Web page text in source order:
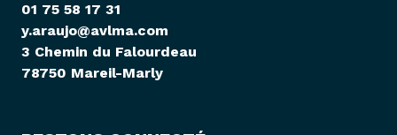
01 75 58 17 31
y.araujo@avlma.com
3 Chemin du Falourdeau
78750 Mareil-Marly